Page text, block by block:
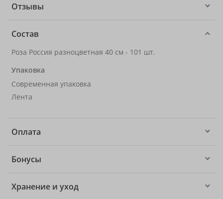
Отзывы
Состав
Роза Россия разноцветная 40 см - 101 шт.
Упаковка
Современная упаковка
Лента
Оплата
Бонусы
Хранение и уход